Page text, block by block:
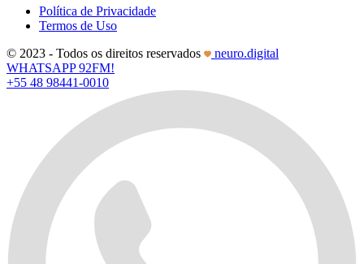
Política de Privacidade
Termos de Uso
© 2023 - Todos os direitos reservados
neuro.digital
WHATSAPP 92FM!
+55 48 98441-0010